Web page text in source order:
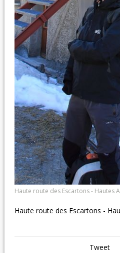
Haute route des Escartons - Hautes
Haute route des Escartons -
Tweet